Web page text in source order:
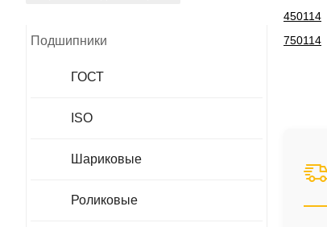
450114
750114
Подшипники
ГОСТ
ISO
Шариковые
Роликовые